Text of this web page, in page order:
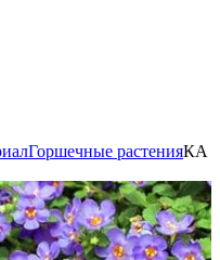
Горшечные растенияКА